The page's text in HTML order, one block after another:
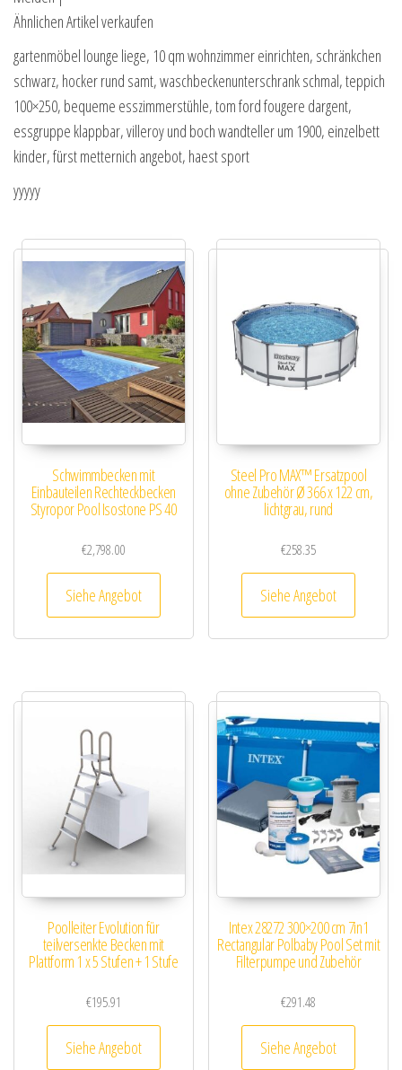
Ähnlichen Artikel verkaufen
gartenmöbel lounge liege, 10 qm wohnzimmer einrichten, schränkchen
schwarz, hocker rund samt, waschbeckenunterschrank schmal, teppich
100×250, bequeme esszimmerstühle, tom ford fougere dargent,
essgruppe klappbar, villeroy und boch wandteller um 1900, einzelbett
kinder, fürst metternich angebot, haest sport
yyyyy
Schwimmbecken mit
Einbauteilen Rechteckbecken
Styropor Pool Isostone PS 40
€2,798.00
Siehe Angebot
Steel Pro MAX™ Ersatzpool
ohne Zubehör Ø 366 x 122 cm,
lichtgrau, rund
€258.35
Siehe Angebot
Poolleiter Evolution für
teilversenkte Becken mit
Plattform 1 x 5 Stufen + 1 Stufe
€195.91
Siehe Angebot
Intex 28272 300×200 cm 7in1
Rectangular Polbaby Pool Set mit
Filterpumpe und Zubehör
€291.48
Siehe Angebot